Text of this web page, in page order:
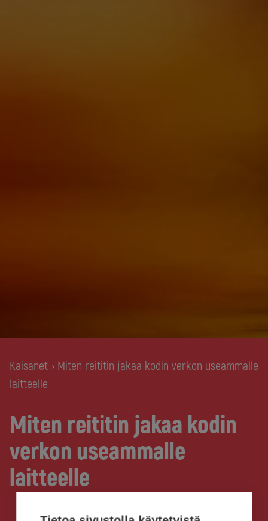
Kaisanet › Miten reititin jakaa kodin verkon useammalle
laitteelle
Miten reititin jakaa kodin
verkon useammalle
laitteelle